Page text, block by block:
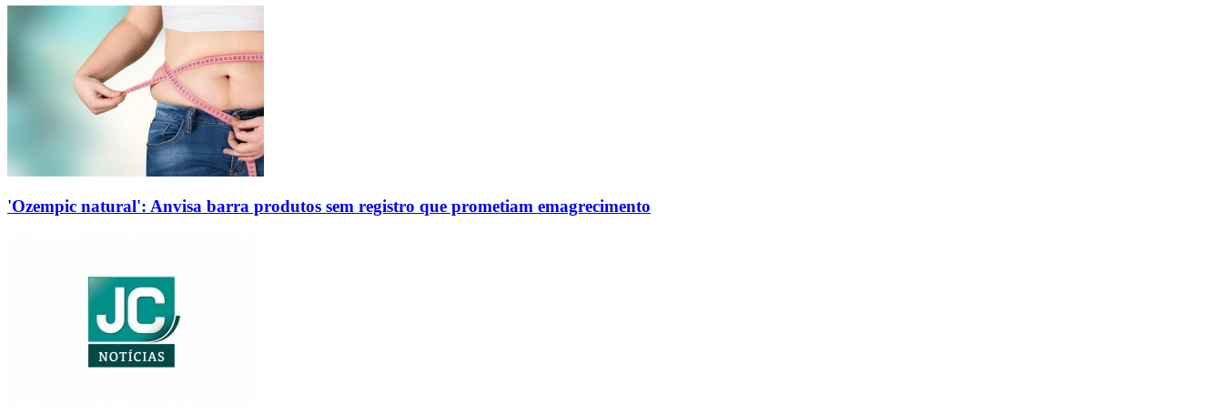
'Ozempic natural': Anvisa barra produtos sem registro que prometiam emagrecimento